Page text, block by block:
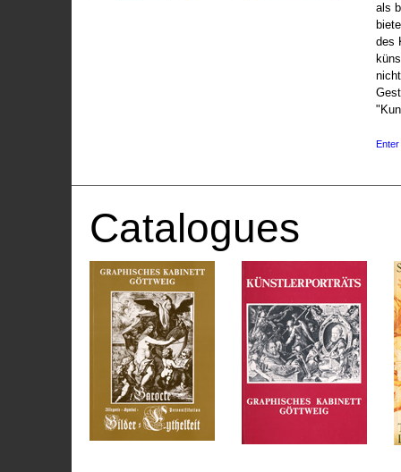
als
des
Enter
Catalogues